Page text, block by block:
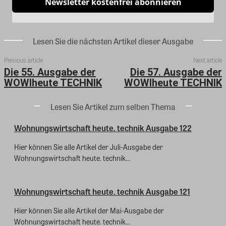
Lesen Sie die nächsten Artikel dieser Ausgabe
Previous article
Die 55. Ausgabe der
WOWIheute TECHNIK
Next article
Die 57. Ausgabe der
WOWIheute TECHNIK
Lesen Sie Artikel zum selben Thema
Wohnungswirtschaft heute. technik Ausgabe 122
Hier können Sie alle Artikel der Juli-Ausgabe der
Wohnungswirtschaft heute. technik...
Wohnungswirtschaft heute. technik Ausgabe 121
Hier können Sie alle Artikel der Mai-Ausgabe der
Wohnungswirtschaft heute. technik...